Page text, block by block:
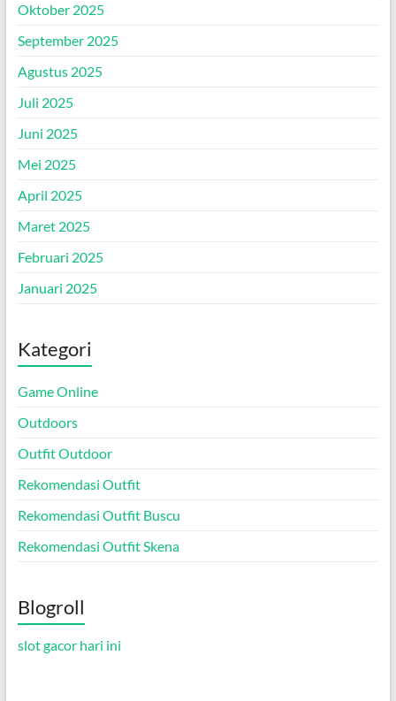
Oktober 2025
September 2025
Agustus 2025
Juli 2025
Juni 2025
Mei 2025
April 2025
Maret 2025
Februari 2025
Januari 2025
Kategori
Game Online
Outdoors
Outfit Outdoor
Rekomendasi Outfit
Rekomendasi Outfit Buscu
Rekomendasi Outfit Skena
Blogroll
slot gacor hari ini